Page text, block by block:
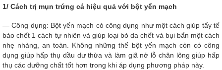
1/ Cách trị mụn trứng cá hiệu quả với bột yến mạch
— Công dụng: Bột yến mạch có công dụng như một cách giúp tẩy tế
bào chết 1 cách tự nhiên và giúp loại bỏ da chết và bụi bẩn một cách
nhẹ nhàng, an toàn. Không những thế bột yến mạch còn có công
dụng giúp hấp thụ dầu dư thừa và làm giã nở lỗ chân lông giúp hấp
thụ các dưỡng chất tốt hơn trong khi áp dụng phương pháp này.